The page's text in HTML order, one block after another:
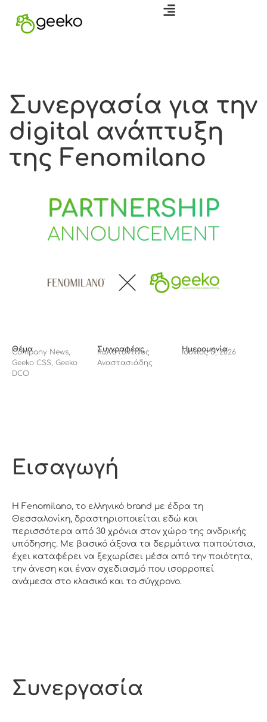
Συνεργασία για την
digital ανάπτυξη
της Fenomilano
Θέμα
Company News,
Geeko CSS, Geeko
DCO
Συγγραφέας
Κωνσταντίνος
Αναστασιάδης
Ημερομηνία
Ιούνιος 5, 2026
Εισαγωγή
Η Fenomilano, το ελληνικό brand με έδρα τη
Θεσσαλονίκη, δραστηριοποιείται εδώ και
περισσότερα από 30 χρόνια στον χώρο της ανδρικής
υπόδησης. Με βασικό άξονα τα δερμάτινα παπούτσια,
έχει καταφέρει να ξεχωρίσει μέσα από την ποιότητα,
την άνεση και έναν σχεδιασμό που ισορροπεί
ανάμεσα στο κλασικό και το σύγχρονο.
Συνεργασία